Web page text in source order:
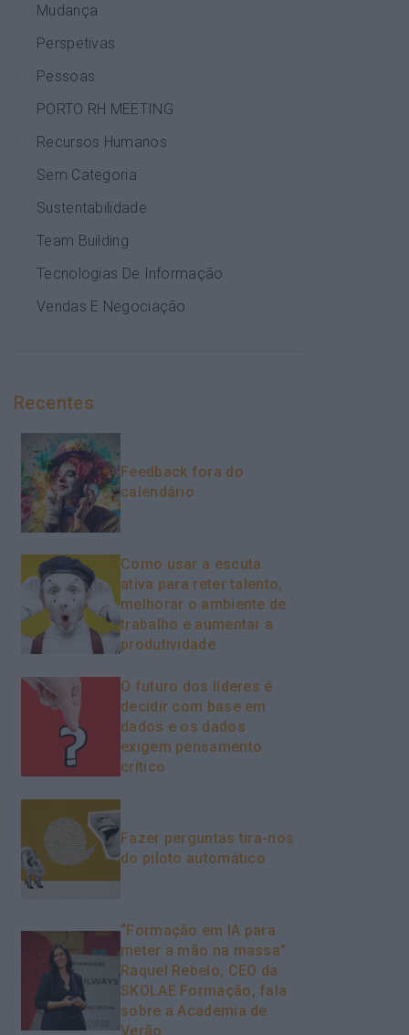
Mudança
Perspetivas
Pessoas
PORTO RH MEETING
Recursos Humanos
Sem Categoria
Sustentabilidade
Team Building
Tecnologias De Informação
Vendas E Negociação
Recentes
Feedback fora do
calendário
Como usar a escuta
ativa para reter talento,
melhorar o ambiente de
trabalho e aumentar a
produtividade
O futuro dos líderes é
decidir com base em
dados e os dados
exigem pensamento
crítico
Fazer perguntas tira-nos
do piloto automático
“Formação em IA para
meter a mão na massa”
Raquel Rebelo, CEO da
SKOLAE Formação, fala
sobre a Academia de
Verão